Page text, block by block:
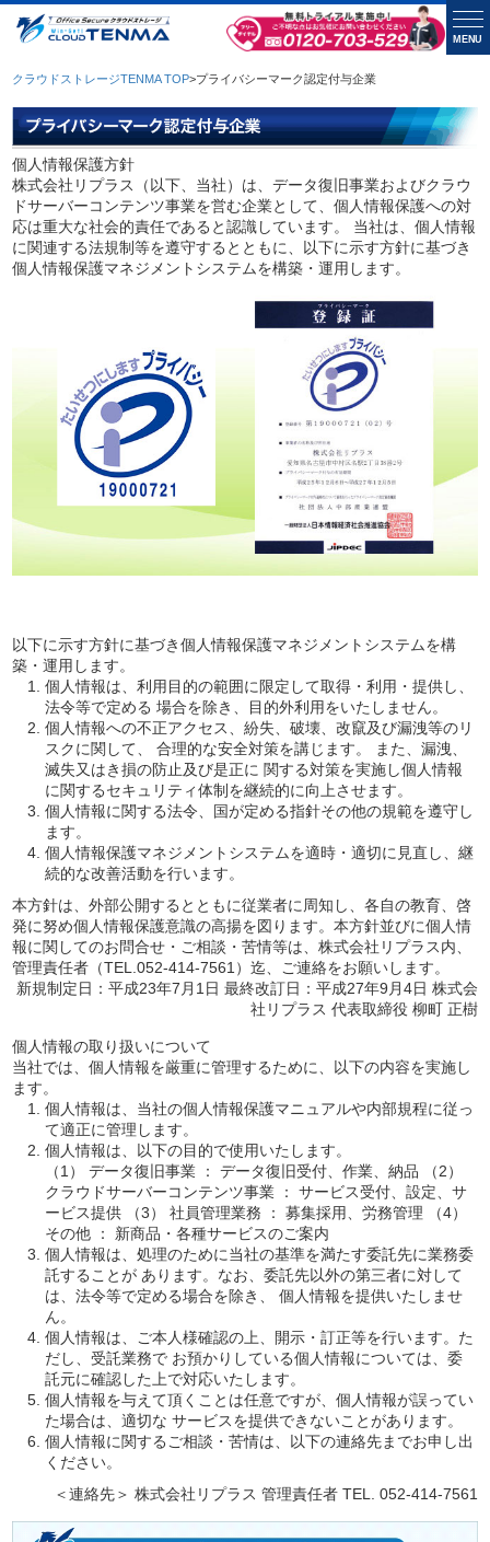
クラウドストレージTENMA TOP>プライバシーマーク認定付与企業
個人情報保護方針
株式会社リプラス（以下、当社）は、データ復旧事業およびクラウ
ドサーバーコンテンツ事業を営む企業として、個人情報保護への対
応は重大な社会的責任であると認識しています。 当社は、個人情報
に関連する法規制等を遵守するとともに、以下に示す方針に基づき
個人情報保護マネジメントシステムを構築・運用します。
以下に示す方針に基づき個人情報保護マネジメントシステムを構
築・運用します。
個人情報は、利用目的の範囲に限定して取得・利用・提供し、
法令等で定める 場合を除き、目的外利用をいたしません。
個人情報への不正アクセス、紛失、破壊、改竄及び漏洩等のリ
スクに関して、 合理的な安全対策を講じます。 また、漏洩、
滅失又はき損の防止及び是正に 関する対策を実施し個人情報
に関するセキュリティ体制を継続的に向上させます。
個人情報に関する法令、国が定める指針その他の規範を遵守し
ます。
個人情報保護マネジメントシステムを適時・適切に見直し、継
続的な改善活動を行います。
本方針は、外部公開するとともに従業者に周知し、各自の教育、啓
発に努め個人情報保護意識の高揚を図ります。本方針並びに個人情
報に関してのお問合せ・ご相談・苦情等は、株式会社リプラス内、
管理責任者（TEL.052-414-7561）迄、ご連絡をお願いします。
新規制定日：平成23年7月1日 最終改訂日：平成27年9月4日 株式会
社リプラス 代表取締役 柳町 正樹
個人情報の取り扱いについて
当社では、個人情報を厳重に管理するために、以下の内容を実施し
ます。
個人情報は、当社の個人情報保護マニュアルや内部規程に従っ
て適正に管理します。
個人情報は、以下の目的で使用いたします。
（1） データ復旧事業 ： データ復旧受付、作業、納品 （2）
クラウドサーバーコンテンツ事業 ： サービス受付、設定、サ
ービス提供 （3） 社員管理業務 ： 募集採用、労務管理 （4）
その他 ： 新商品・各種サービスのご案内
個人情報は、処理のために当社の基準を満たす委託先に業務委
託することが あります。なお、委託先以外の第三者に対して
は、法令等で定める場合を除き、 個人情報を提供いたしませ
ん。
個人情報は、ご本人様確認の上、開示・訂正等を行います。た
だし、受託業務で お預かりしている個人情報については、委
託元に確認した上で対応いたします。
個人情報を与えて頂くことは任意ですが、個人情報が誤ってい
た場合は、適切な サービスを提供できないことがあります。
個人情報に関するご相談・苦情は、以下の連絡先までお申し出
ください。
＜連絡先＞ 株式会社リプラス 管理責任者 TEL. 052-414-7561
MENU